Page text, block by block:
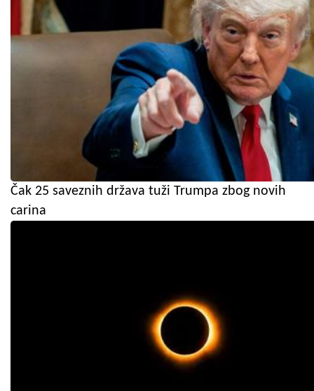
Čak 25 saveznih država tuži Trumpa zbog novih
carina